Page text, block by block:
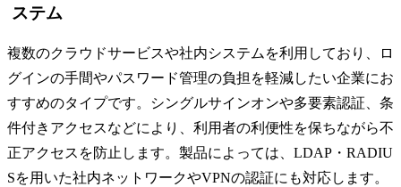
ステム
複数のクラウドサービスや社内システムを利用しており、ロ
グインの手間やパスワード管理の負担を軽減したい企業にお
すすめのタイプです。シングルサインオンや多要素認証、条
件付きアクセスなどにより、利用者の利便性を保ちながら不
正アクセスを防止します。製品によっては、LDAP・RADIU
Sを用いた社内ネットワークやVPNの認証にも対応します。